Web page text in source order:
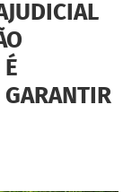
É
GARANTIR